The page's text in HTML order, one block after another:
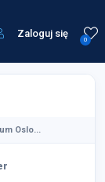
0
Zaloguj się
Oslo...